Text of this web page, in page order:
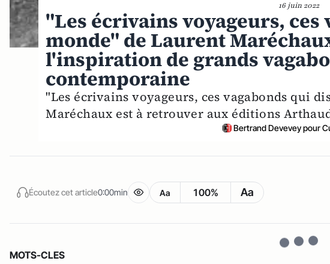
16 juin 2022
"Les écrivains voyageurs,
monde" de Laurent
l'inspiration de grands
contemporaine
"Les écrivains voyageurs, ces vagabonds qui
Maréchaux est à retrouver aux éditions
Bertrand Devevey pour
Écoutez cet article0:00min Aa 100% Aa
MOTS-CLES